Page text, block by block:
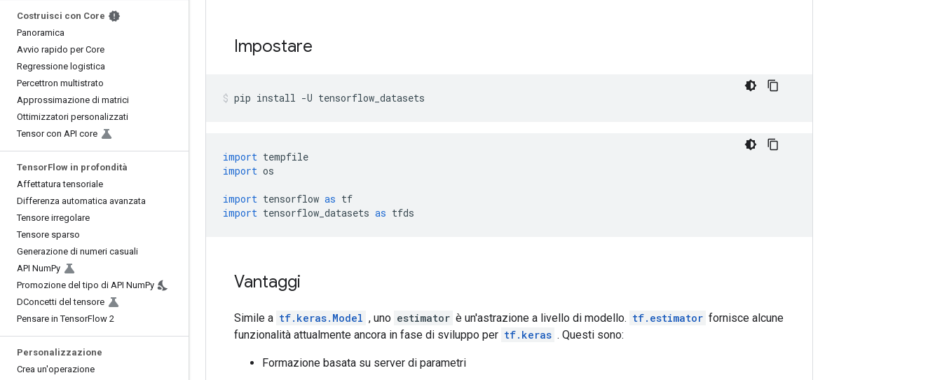
Costruisci con Core
Panoramica
Avvio rapido per Core
Regressione logistica
Percettron multistrato
Approssimazione di matrici
Ottimizzatori personalizzati
Tensor con API core
TensorFlow in profondità
Affettatura tensoriale
Differenza automatica avanzata
Tensore irregolare
Tensore sparso
Generazione di numeri casuali
API NumPy
Promozione del tipo di API NumPy
DConcetti del tensore
Pensare in TensorFlow 2
Personalizzazione
Crea un'operazione
Impostare
pip install -U tensorflow_datasets
import tempfile
import os
import tensorflow as tf
import tensorflow_datasets as tfds
Vantaggi
Simile a tf.keras.Model , uno estimator è un'astrazione a livello di modello. tf.estimator fornisce alcune
funzionalità attualmente ancora in fase di sviluppo per tf.keras . Questi sono:
Formazione basata su server di parametri